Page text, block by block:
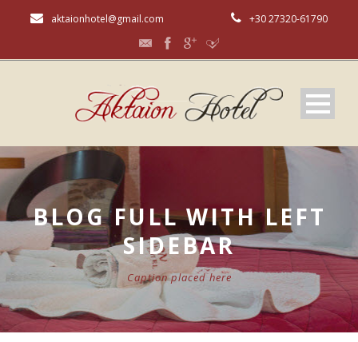
aktaionhotel@gmail.com +30 27320-61790
BLOG FULL WITH LEFT
SIDEBAR
Caption placed here